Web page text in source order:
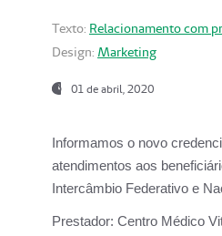
Texto: Relacionamento com
Design: Marketing
01 de abril, 2020
Informamos o novo
atendimentos aos
Intercâmbio Federativo e
Prestador: Centro Médico